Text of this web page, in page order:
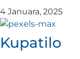
4 Januara, 2025
Kupatilo